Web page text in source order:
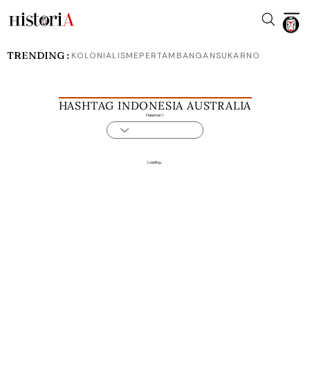
HASHTAG INDONESIA AUSTRALIA
Halaman 1
Loading...
TRENDING : KOLONIALISMEPERTAMBANGANSUKARNO